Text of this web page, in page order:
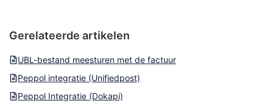
Gerelateerde artikelen
UBL-bestand meesturen met de factuur
Peppol integratie (Unifiedpost)
Peppol Integratie (Dokapi)